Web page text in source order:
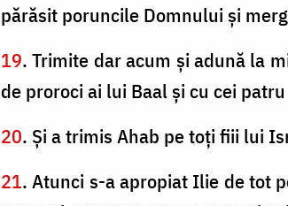
părăsit poruncile Domnului şi
19. Trimite dar acum şi adună la
de proroci ai lui Baal şi cu cei
20. Şi a trimis Ahab pe toţi fiii lui
21. Atunci s-a apropiat Ilie de tot